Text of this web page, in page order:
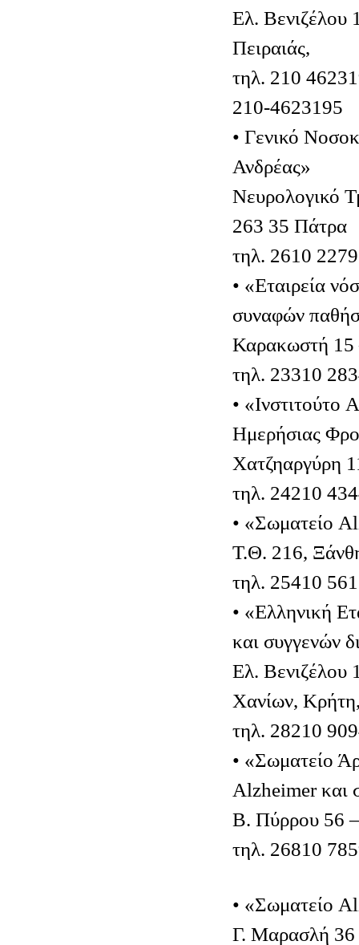
Ελ. Βενιζέλου
Πειραιάς,
τηλ. 210
210-4623195
• Γενικό
Ανδρέας»
Νευρολογικό
263 35 Πάτρα
τηλ. 2610
• «Εταιρεία
συναφών
Καρακωστή 15
τηλ. 23310
• «Ινστιτούτο
Ημερήσιας
Χατζηαργύρη
τηλ. 24210
• «Σωματείο
Τ.Θ. 216,
τηλ. 25410
• «Ελληνική
και συγγενών
Ελ. Βενιζέλου
Χανίων,
τηλ. 28210
• «Σωματείο
Alzheimer και
Β. Πύρρου 56
τηλ. 26810
• «Σωματείο
Γ. Μαρασλή